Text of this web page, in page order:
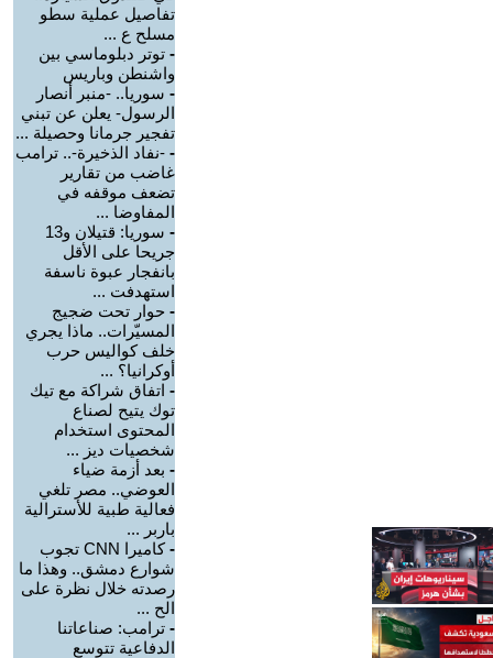
تفاصيل عملية سطو
مسلح ع ...
- توتر دبلوماسي بين
واشنطن وباريس
- سوريا.. -منبر أنصار
الرسول- يعلن عن تبني
تفجير جرمانا وحصيلة ...
- -نفاد الذخيرة-.. ترامب
غاضب من تقارير
تضعف موقفه في
المفاوضا ...
-
سوريا: قتيلان و13
جريحا على الأقل
بانفجار عبوة ناسفة
استهدفت ...
- حوار تحت ضجيج
المسيّرات.. ماذا يجري
خلف كواليس حرب
أوكرانيا؟ ...
- اتفاق شراكة مع تيك
توك يتيح لصناع
المحتوى استخدام
شخصيات ديز ...
- بعد أزمة ضياء
العوضي.. مصر تلغي
فعالية طبية للأسترالية
باربر ...
-
كاميرا CNN تجوب
شوارع دمشق.. وهذا ما
رصدته خلال نظرة على
الح ...
- ترامب: صناعاتنا
الدفاعية تتوسع